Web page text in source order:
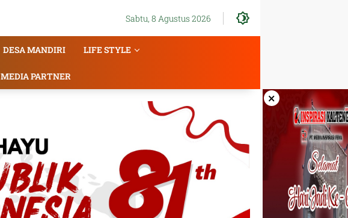
Sabtu, 8 Agustus 2026
DESA MANDIRI LIFE STYLE
MEDIA PARTNER
×